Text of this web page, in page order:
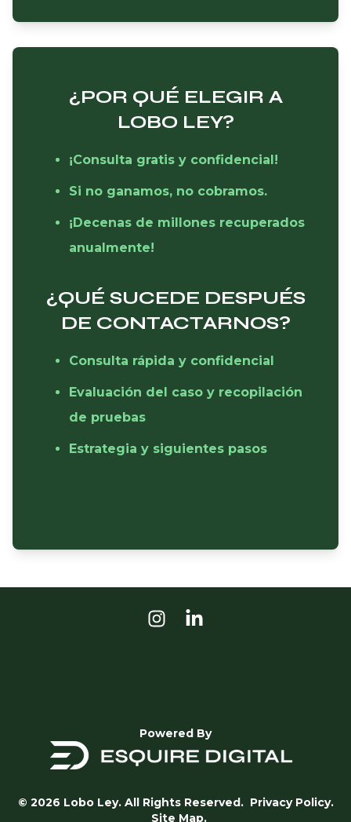
¿POR QUÉ ELEGIR A
LOBO LEY?
¡Consulta gratis y confidencial!
Si no ganamos, no cobramos.
¡Decenas de millones recuperados
anualmente!
¿QUÉ SUCEDE DESPUÉS
DE CONTACTARNOS?
Consulta rápida y confidencial
Evaluación del caso y recopilación
de pruebas
Estrategia y siguientes pasos
Powered By
© 2026 Lobo Ley. All Rights Reserved. Privacy Policy.
Site Map.